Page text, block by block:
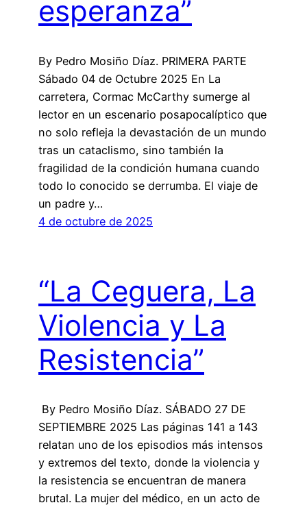
esperanza”
By Pedro Mosiño Díaz. PRIMERA PARTE
Sábado 04 de Octubre 2025 En La
carretera, Cormac McCarthy sumerge al
lector en un escenario posapocalíptico que
no solo refleja la devastación de un mundo
tras un cataclismo, sino también la
fragilidad de la condición humana cuando
todo lo conocido se derrumba. El viaje de
un padre y…
4 de octubre de 2025
“La Ceguera, La
Violencia y La
Resistencia”
By Pedro Mosiño Díaz. SÁBADO 27 DE
SEPTIEMBRE 2025 Las páginas 141 a 143
relatan uno de los episodios más intensos
y extremos del texto, donde la violencia y
la resistencia se encuentran de manera
brutal. La mujer del médico, en un acto de